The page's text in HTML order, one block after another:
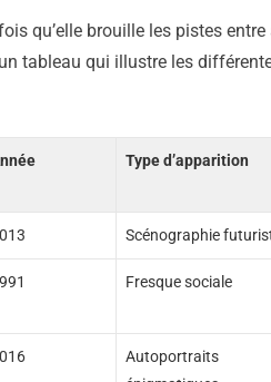
qu’elle brouille les pistes
tableau qui illustre les
Type d’apparition
Scénographie
Fresque sociale
Autoportraits